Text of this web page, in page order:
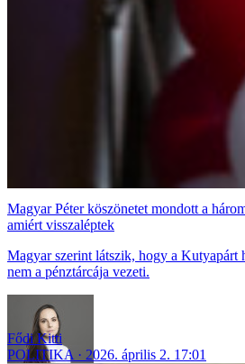
Magyar Péter köszönetet mondott a
amiért visszaléptek
Magyar szerint látszik, hogy a Kutyapárt
nem a pénztárcája vezeti.
Fődi Kitti
POLITIKA
2026. április 2. 17:01